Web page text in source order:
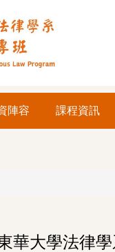
陣容 課程資訊
華大學法律